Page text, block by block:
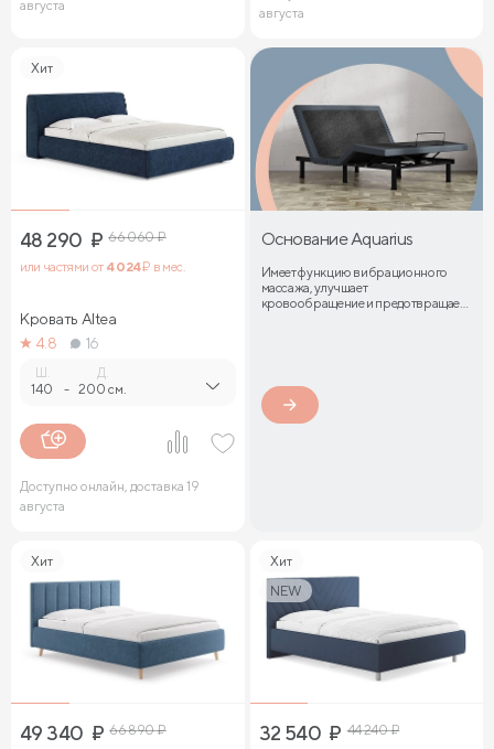
августа
августа
Хит
48 290 ₽ 66 060₽
или частями от 4 024₽ в мес.
Кровать Altea
4.8
16
140 -
Д.
200 см.
Доступно онлайн, доставка 19
августа
Основание Aquarius
Имеет функцию вибрационного
массажа, улучшает
кровообращение и предотвращает
Хит
49 340 ₽ 66 890₽
Хит
NEW
32 540 ₽ 44 240₽